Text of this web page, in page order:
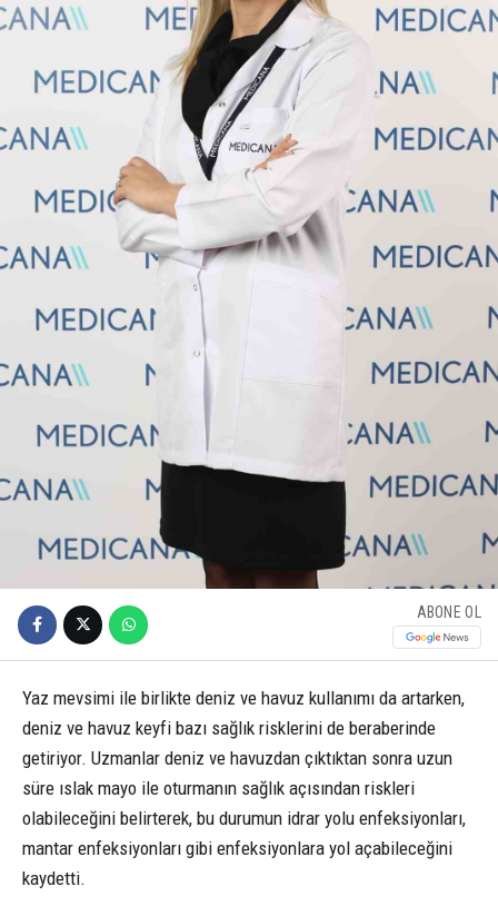
ABONE OL
Yaz mevsimi ile birlikte deniz ve havuz kullanımı da artarken,
deniz ve havuz keyfi bazı sağlık risklerini de beraberinde
getiriyor. Uzmanlar deniz ve havuzdan çıktıktan sonra uzun
süre ıslak mayo ile oturmanın sağlık açısından riskleri
olabileceğini belirterek, bu durumun idrar yolu enfeksiyonları,
mantar enfeksiyonları gibi enfeksiyonlara yol açabileceğini
kaydetti.